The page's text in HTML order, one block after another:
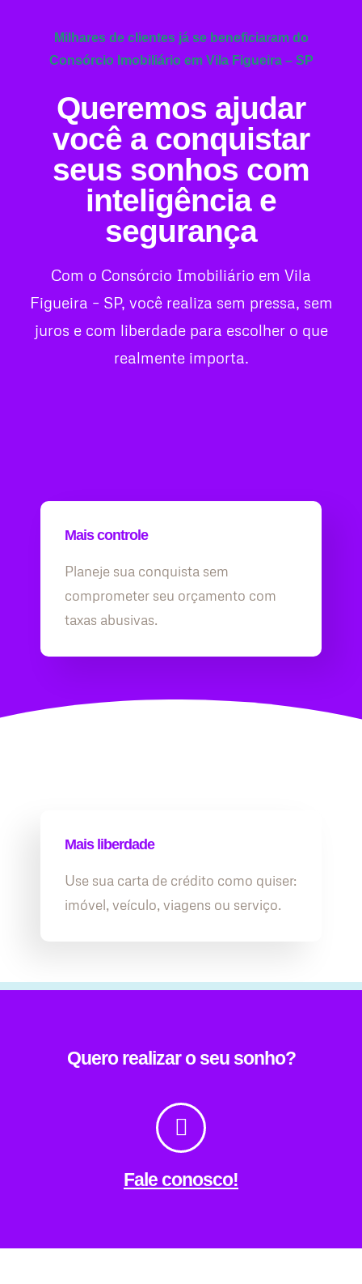
Milhares de clientes já se beneficiaram do
Consórcio Imobiliário em Vila Figueira – SP
Queremos ajudar
você a conquistar
seus sonhos com
inteligência e
segurança
Com o Consórcio Imobiliário em Vila
Figueira – SP, você realiza sem pressa, sem
juros e com liberdade para escolher o que
realmente importa.
Mais controle
Planeje sua conquista sem
comprometer seu orçamento com
taxas abusivas.
Mais liberdade
Use sua carta de crédito como quiser:
imóvel, veículo, viagens ou serviço.
Quero realizar o seu sonho?
Fale conosco!